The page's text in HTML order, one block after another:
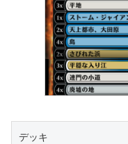
デッキ